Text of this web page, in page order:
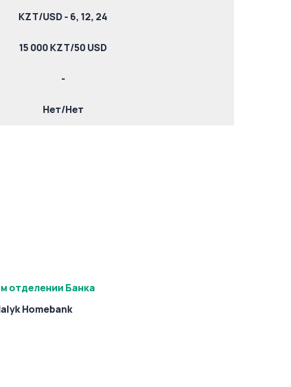
KZT/USD - 6, 12, 24
15 000 KZT/50 USD
-
Нет/Нет
отделении Банка
Homebank